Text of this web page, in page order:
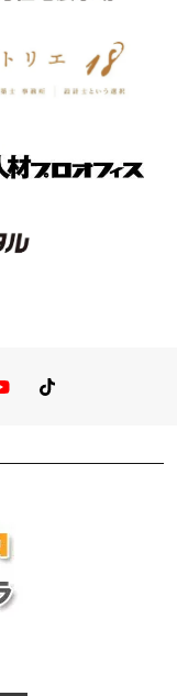
You TubeTikTok